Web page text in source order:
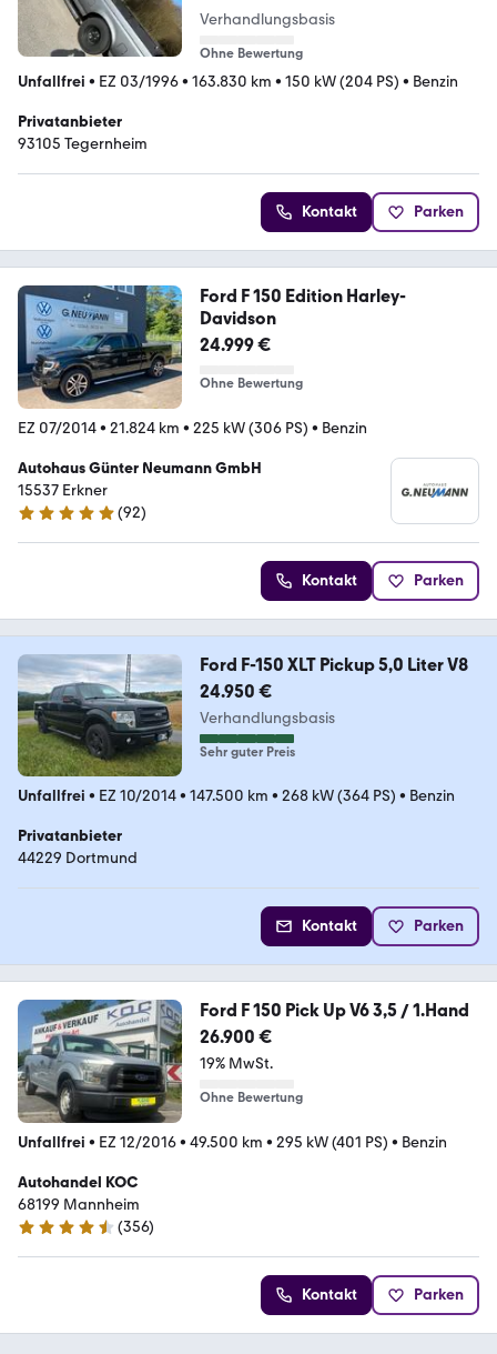
Verhandlungsbasis
Ohne Bewertung
Unfallfrei • EZ 03/1996• 163.830 km • 150 kW (204 PS) • Benzin
Privatanbieter
93105 Tegernheim
Kontakt Parken
Ford F 150 Edition Harley-
Davidson
24.999 €
Ohne Bewertung
EZ 07/2014• 21.824 km • 225 kW (306 PS) • Benzin
Autohaus Günter Neumann GmbH
15537 Erkner
5 Sterne
(92)
Kontakt Parken
Ford F-150 XLT Pickup 5,0 Liter V8
24.950 €
Verhandlungsbasis
Sehr guter Preis
Unfallfrei • EZ 10/2014• 147.500 km • 268 kW (364 PS) • Benzin
Privatanbieter
44229 Dortmund
Kontakt Parken
Ford F 150 Pick Up V6 3,5 / 1.Hand
26.900 €
19% MwSt.
Ohne Bewertung
Unfallfrei • EZ 12/2016• 49.500 km • 295 kW (401 PS) • Benzin
Autohandel KOC
68199 Mannheim
4.7 Sterne
(356)
Kontakt Parken